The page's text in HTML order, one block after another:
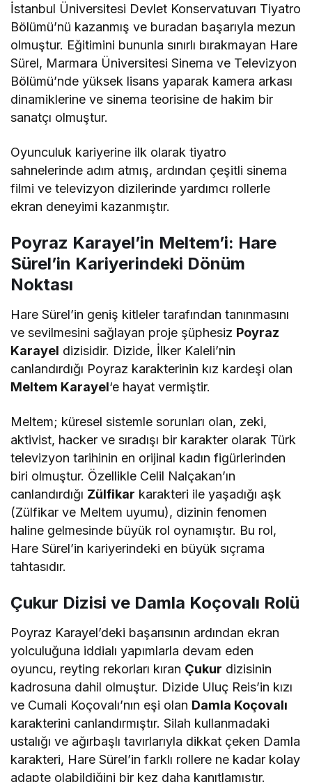
İstanbul Üniversitesi Devlet Konservatuvarı Tiyatro
Bölümü’nü kazanmış ve buradan başarıyla mezun
olmuştur. Eğitimini bununla sınırlı bırakmayan Hare
Sürel, Marmara Üniversitesi Sinema ve Televizyon
Bölümü’nde yüksek lisans yaparak kamera arkası
dinamiklerine ve sinema teorisine de hakim bir
sanatçı olmuştur.
Oyunculuk kariyerine ilk olarak tiyatro
sahnelerinde adım atmış, ardından çeşitli sinema
filmi ve televizyon dizilerinde yardımcı rollerle
ekran deneyimi kazanmıştır.
Poyraz Karayel’in Meltem’i: Hare
Sürel’in Kariyerindeki Dönüm
Noktası
Hare Sürel’in geniş kitleler tarafından tanınmasını
ve sevilmesini sağlayan proje şüphesiz Poyraz
Karayel dizisidir. Dizide, İlker Kaleli’nin
canlandırdığı Poyraz karakterinin kız kardeşi olan
Meltem Karayel‘e hayat vermiştir.
Meltem; küresel sistemle sorunları olan, zeki,
aktivist, hacker ve sıradışı bir karakter olarak Türk
televizyon tarihinin en orijinal kadın figürlerinden
biri olmuştur. Özellikle Celil Nalçakan’ın
canlandırdığı Zülfikar karakteri ile yaşadığı aşk
(Zülfikar ve Meltem uyumu), dizinin fenomen
haline gelmesinde büyük rol oynamıştır. Bu rol,
Hare Sürel’in kariyerindeki en büyük sıçrama
tahtasıdır.
Çukur Dizisi ve Damla Koçovalı Rolü
Poyraz Karayel’deki başarısının ardından ekran
yolculuğuna iddialı yapımlarla devam eden
oyuncu, reyting rekorları kıran Çukur dizisinin
kadrosuna dahil olmuştur. Dizide Uluç Reis’in kızı
ve Cumali Koçovalı’nın eşi olan Damla Koçovalı
karakterini canlandırmıştır. Silah kullanmadaki
ustalığı ve ağırbaşlı tavırlarıyla dikkat çeken Damla
karakteri, Hare Sürel’in farklı rollere ne kadar kolay
adapte olabildiğini bir kez daha kanıtlamıştır.